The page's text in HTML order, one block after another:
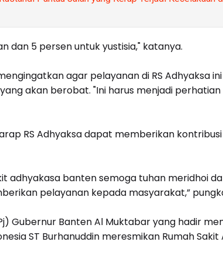
dan 5 persen untuk yustisia," katanya.
agar pelayanan di RS Adhyaksa
akan berobat. "Ini harus menjadi perhatian
RS Adhyaksa dapat memberikan
adhyakasa banten semoga tuhan meridhoi
pelayanan kepada masyarakat,”
Gubernur Banten Al Muktabar yang hadir
ST Burhanuddin meresmikan Rumah Sakit